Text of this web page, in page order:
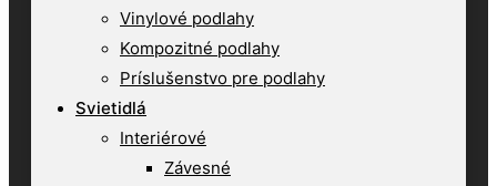
Vinylové podlahy
Kompozitné podlahy
Príslušenstvo pre podlahy
Svietidlá
Interiérové
Závesné